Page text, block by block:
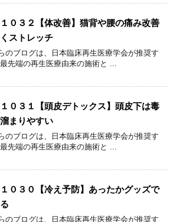
０３２【体改善】猫背や腰の痛み改善
ストレッチ
のブログは、日本臨床再生医療学会が推奨す
先端の再生医療由来の施術と ...
０３１【頭皮デトックス】頭皮下は毒
まりやすい
のブログは、日本臨床再生医療学会が推奨す
先端の再生医療由来の施術と ...
０３０【冷え予防】あったかグッズで
のブログは、日本臨床再生医療学会が推奨す